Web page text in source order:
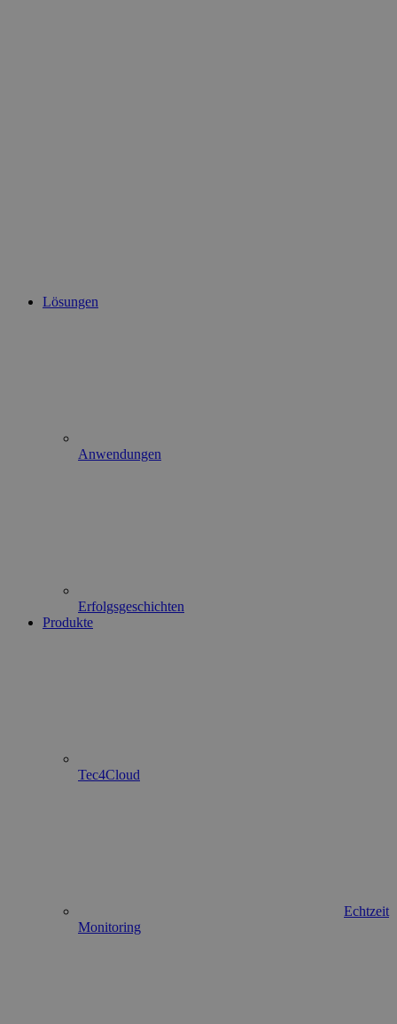
Lösungen
Anwendungen
Erfolgsgeschichten
Produkte
Tec4Cloud
Echtzeit
Monitoring